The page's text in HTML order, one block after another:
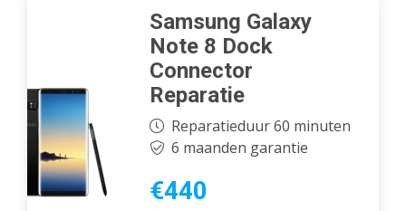
Samsung Galaxy
Note 8 Dock
Connector
Reparatie
Reparatieduur 60 minuten
6 maanden garantie
€440